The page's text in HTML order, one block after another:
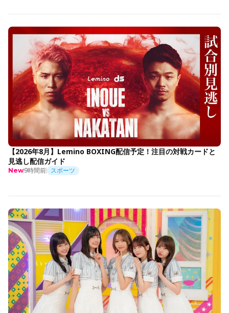
【2026年8月】Lemino BOXING配信予定！注目の対戦カードと
見逃し配信ガイド
New9時間前 スポーツ